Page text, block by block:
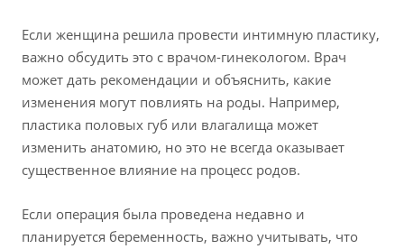
Если женщина решила провести интимную пластику,
важно обсудить это с врачом-гинекологом. Врач
может дать рекомендации и объяснить, какие
изменения могут повлиять на роды. Например,
пластика половых губ или влагалища может
изменить анатомию, но это не всегда оказывает
существенное влияние на процесс родов.
Если операция была проведена недавно и
планируется беременность, важно учитывать, что